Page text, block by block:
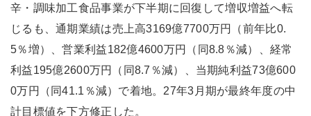
辛・調味加工食品事業が下半期に回復して増収増益へ転
じるも、通期業績は売上高3169億7700万円（前年比0.
5％増）、営業利益182億4600万円（同8.8％減）、経常
利益195億2600万円（同8.7％減）、当期純利益73億600
0万円（同41.1％減）で着地。27年3月期が最終年度の中
計目標値を下方修正した。